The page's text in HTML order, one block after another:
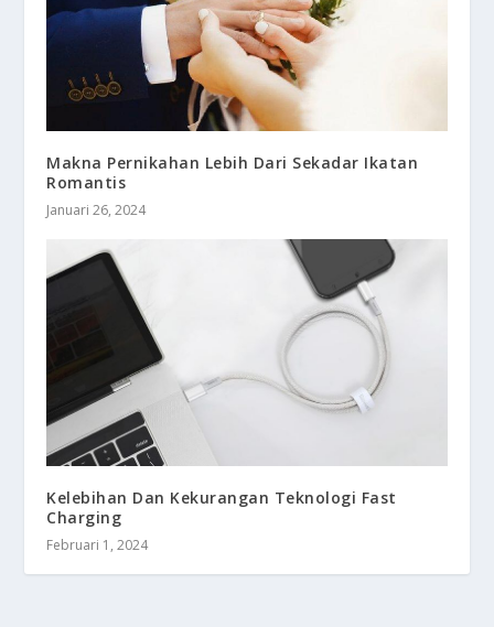
Makna Pernikahan Lebih Dari Sekadar Ikatan
Romantis
Januari 26, 2024
Kelebihan Dan Kekurangan Teknologi Fast
Charging
Februari 1, 2024